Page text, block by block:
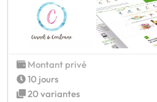
Montant privé
10 jours
20 variantes